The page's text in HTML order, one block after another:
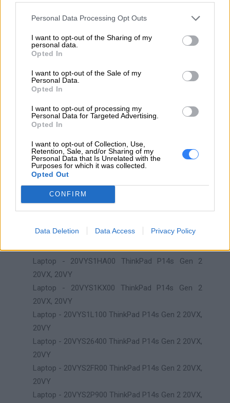
Personal Data Processing Opt Outs
I want to opt-out of the Sharing of my
personal data.
Opted In
I want to opt-out of the Sale of my
Personal Data.
Opted In
I want to opt-out of processing my
Personal Data for Targeted Advertising.
Opted In
I want to opt-out of Collection, Use,
Retention, Sale, and/or Sharing of my
Personal Data that Is Unrelated with the
Purposes for which it was collected.
Opted Out
CONFIRM
Data Deletion Data Access Privacy Policy
Laptop - 20VYS0RF00 ThinkPad P14s Gen 2 20VX,
20VY
Laptop - 20VYS0TT00 ThinkPad P14s Gen 2
Laptop - 20VYS0VW00 ThinkPad P14s Gen 2
20VX, 20VY
20VX, 20VY
Laptop - 20VYS11G00 ThinkPad P14s Gen 2
20VX, 20VY
Laptop - 20VYS12P00 ThinkPad P14s Gen 2 20VX,
20VY
Laptop - 20VYS16900 ThinkPad P14s Gen 2 20VX,
20VY
Laptop - 20VYS1FB00 ThinkPad P14s Gen 2 20VX,
20VY
Laptop - 20VYS1HA00 ThinkPad P14s Gen 2
20VX, 20VY
Laptop - 20VYS1KX00 ThinkPad P14s Gen 2
20VX, 20VY
Laptop - 20VYS1L100 ThinkPad P14s Gen 2 20VX,
20VY
Laptop - 20VYS26400 ThinkPad P14s Gen 2 20VX,
20VY
Laptop - 20VYS2FR00 ThinkPad P14s Gen 2 20VX,
20VY
Laptop - 20VYS2P900 ThinkPad P14s Gen 2 20VX,